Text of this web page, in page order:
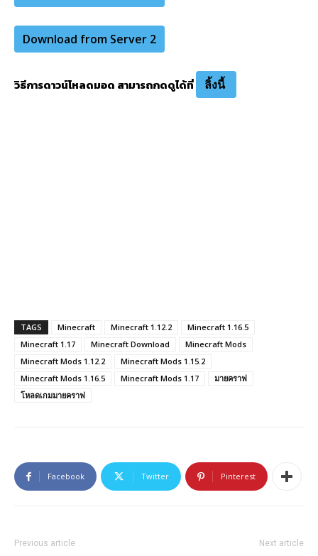
Download from Server 2
วิธีการดาวน์โหลดมอด สามารถกดดูได้ที่ ลิ้งนี้
TAGS Minecraft Minecraft 1.12.2
Minecraft 1.16.5
Minecraft 1.17
Minecraft Download
Minecraft Mods
Minecraft Mods 1.12.2
Minecraft Mods 1.15.2
Minecraft Mods 1.16.5
Minecraft Mods 1.17
มายคราฟ
โหลดเกมมายคราฟ
Facebook Twitter Pinterest
Previous article Next article